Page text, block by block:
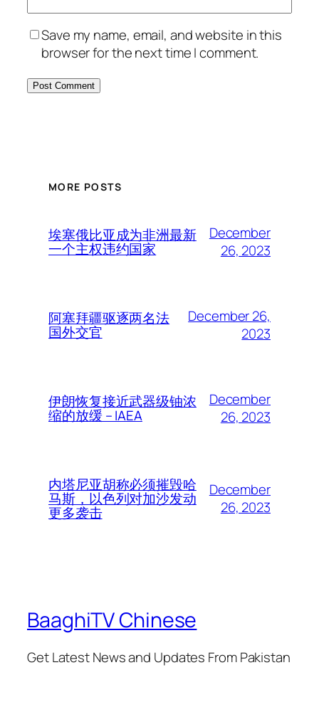
Save my name, email, and website in this
browser for the next time I comment.
MORE POSTS
埃塞俄比亚成为非洲最新
一个主权违约国家
December
26, 2023
阿塞拜疆驱逐两名法
国外交官
December 26,
2023
伊朗恢复接近武器级铀浓
缩的放缓 – IAEA
December
26, 2023
内塔尼亚胡称必须摧毁哈
马斯，以色列对加沙发动
更多袭击
December
26, 2023
BaaghiTV Chinese
Get Latest News and Updates From Pakistan